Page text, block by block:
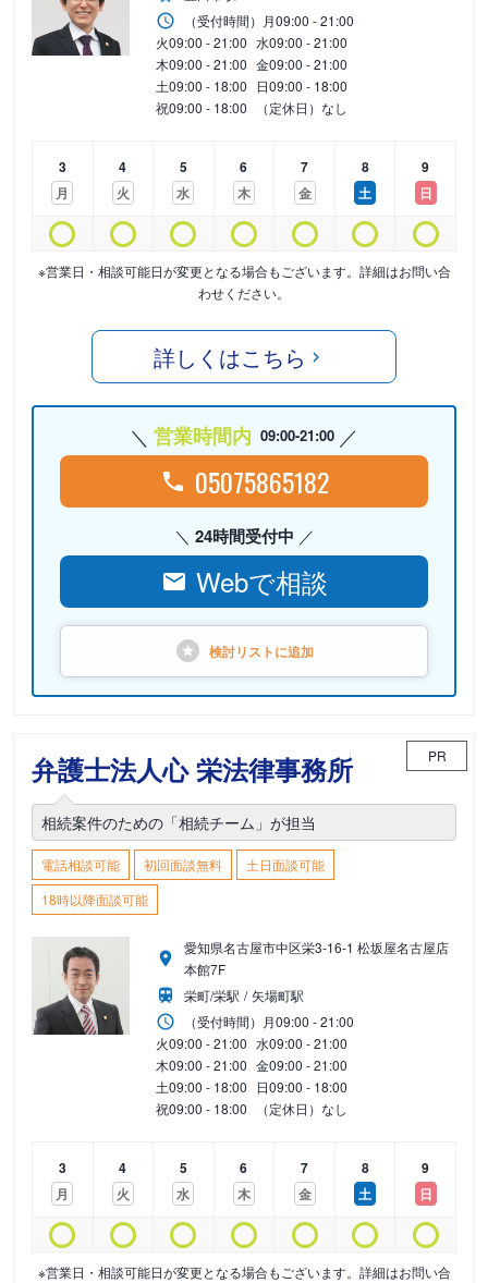
（受付時間） 月09:00 - 21:00
火09:00 - 21:00 水09:00 - 21:00
木09:00 - 21:00 金09:00 - 21:00
土09:00 - 18:00 日09:00 - 18:00
祝09:00 - 18:00 （定休日）なし
3
月
4
火
5
水
6
木
7
金
8
土
9
日
※営業日・相談可能日が変更となる場合もございます。詳細はお問い合
わせください。
詳しくはこちら
営業時間内 09:00-21:00
05075865182
24時間受付中
Webで相談
検討リストに追加
弁護士法人心 栄法律事務所 PR
相続案件のための「相続チーム」が担当
電話相談可能 初回面談無料
土日面談可能
18時以降面談可能
愛知県名古屋市中区栄3-16-1 松坂屋名古屋店
本館7F
栄町/栄駅
矢場町駅
（受付時間） 月09:00 - 21:00
火09:00 - 21:00 水09:00 - 21:00
木09:00 - 21:00 金09:00 - 21:00
土09:00 - 18:00 日09:00 - 18:00
祝09:00 - 18:00 （定休日）なし
3
月
4
火
5
水
6
木
7
金
8
土
9
日
※営業日・相談可能日が変更となる場合もございます。詳細はお問い合